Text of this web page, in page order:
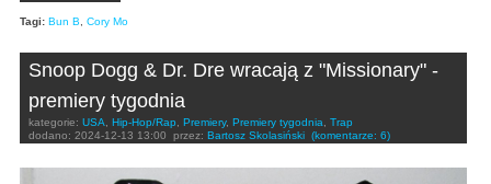
Tagi: Bun B Cory Mo
Snoop Dogg & Dr. Dre wracają z "Missionary" -
premiery tygodnia
kategorie: USA Hip-Hop/Rap Premiery, Premiery tygodnia
Trap
dodano: 2024-12-13 13:00 przez: Bartosz Skolasiński (komentarze: 6)